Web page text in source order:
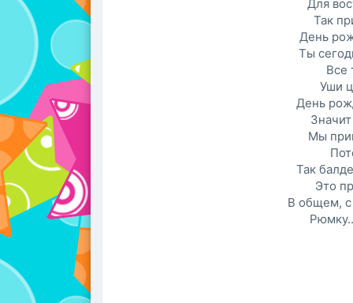
Для
Так
День
Ты
Все
Уши
День
Мы
Так
Это
В общем, с